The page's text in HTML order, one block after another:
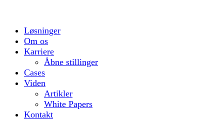
Løsninger
Om os
Karriere
Åbne stillinger
Cases
Viden
Artikler
White Papers
Kontakt